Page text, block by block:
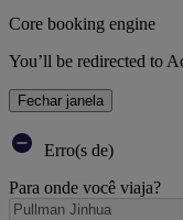
Core booking engine
You’ll be redirected to
Fechar janela
Erro(s de)
Para onde você viaja?